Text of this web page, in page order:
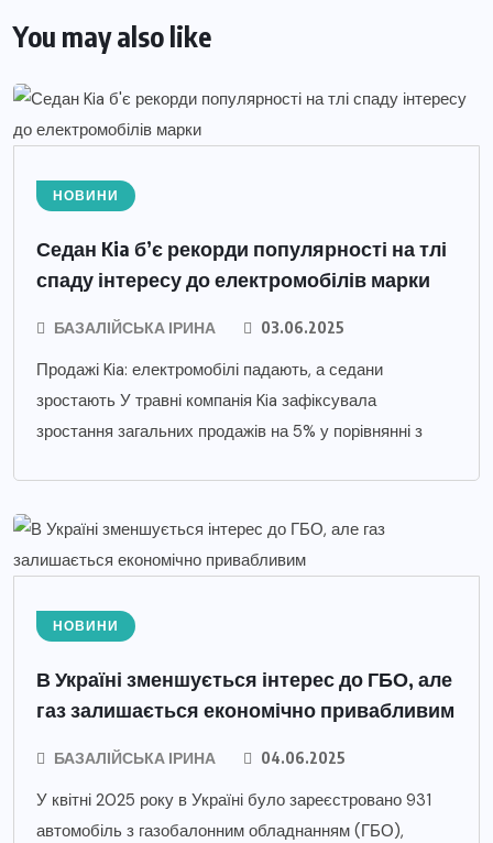
You may also like
НОВИНИ
Седан Kia б’є рекорди популярності на тлі
спаду інтересу до електромобілів марки
БАЗАЛІЙСЬКА ІРИНА 03.06.2025
Продажі Kia: електромобілі падають, а седани
зростають У травні компанія Kia зафіксувала
зростання загальних продажів на 5% у порівнянні з
НОВИНИ
В Україні зменшується інтерес до ГБО, але
газ залишається економічно привабливим
БАЗАЛІЙСЬКА ІРИНА 04.06.2025
У квітні 2025 року в Україні було зареєстровано 931
автомобіль з газобалонним обладнанням (ГБО),